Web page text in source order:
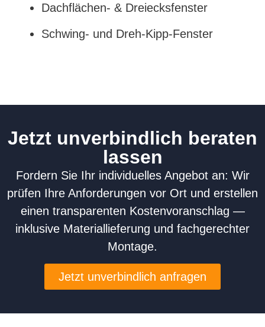
Dachflächen- & Dreiecksfenster
Schwing- und Dreh-Kipp-Fenster
Jetzt unverbindlich beraten
lassen
Fordern Sie Ihr individuelles Angebot an: Wir
prüfen Ihre Anforderungen vor Ort und erstellen
einen transparenten Kostenvoranschlag —
inklusive Materiallieferung und fachgerechter
Montage.
Jetzt unverbindlich anfragen